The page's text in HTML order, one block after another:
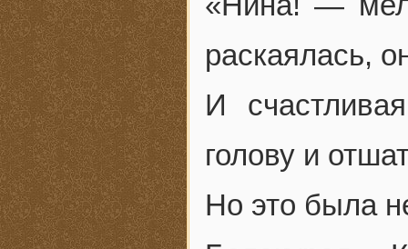
раскаялась,
И
голову и
Но это была